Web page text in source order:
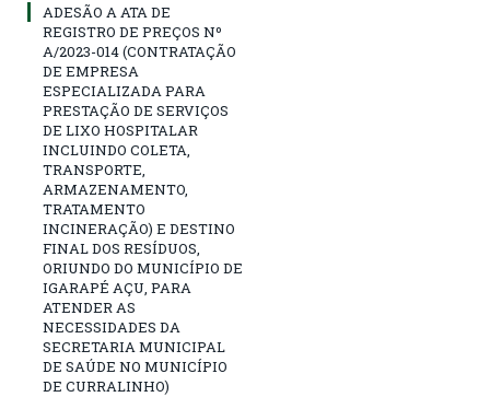
ADESÃO A ATA DE
REGISTRO DE PREÇOS Nº
A/2023-014 (CONTRATAÇÃO
DE EMPRESA
ESPECIALIZADA PARA
PRESTAÇÃO DE SERVIÇOS
DE LIXO HOSPITALAR
INCLUINDO COLETA,
TRANSPORTE,
ARMAZENAMENTO,
TRATAMENTO
INCINERAÇÃO) E DESTINO
FINAL DOS RESÍDUOS,
ORIUNDO DO MUNICÍPIO DE
IGARAPÉ AÇU, PARA
ATENDER AS
NECESSIDADES DA
SECRETARIA MUNICIPAL
DE SAÚDE NO MUNICÍPIO
DE CURRALINHO)